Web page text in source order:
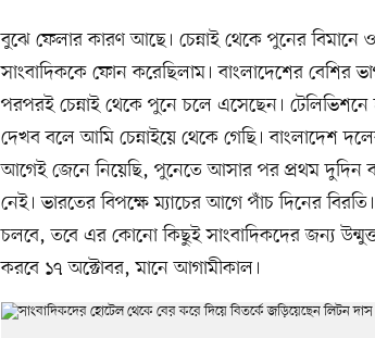
বুঝে ফেলার কারণ আছে। চেন্নাই থেকে পুনের
সাংবাদিককে ফোন করেছিলাম। বাংলাদেশের বেশির
পরপরই চেন্নাই থেকে পুনে চলে এসেছেন। টেলিভিশনে
দেখব বলে আমি চেন্নাইয়ে থেকে গেছি। বাংলাদেশ
আগেই জেনে নিয়েছি, পুনেতে আসার পর প্রথম দুদিন
নেই। ভারতের বিপক্ষে ম্যাচের আগে পাঁচ দিনের
চলবে, তবে এর কোনো কিছুই সাংবাদিকদের জন্য
করবে ১৭ অক্টোবর, মানে আগামীকাল।